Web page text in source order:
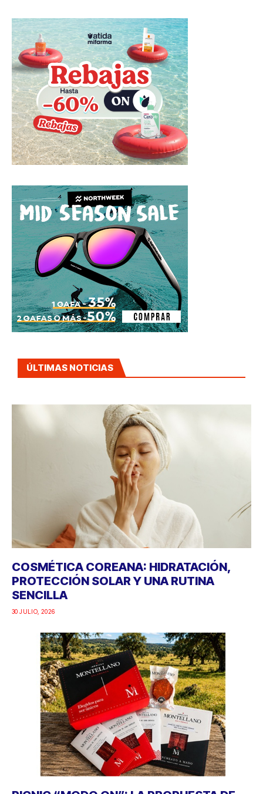
ÚLTIMAS NOTICIAS
COSMÉTICA COREANA: HIDRATACIÓN,
PROTECCIÓN SOLAR Y UNA RUTINA
SENCILLA
30 JULIO, 2026